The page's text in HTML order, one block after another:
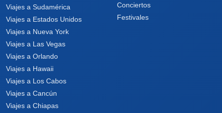
Viajes a Sudamérica
Viajes a Estados Unidos
Viajes a Nueva York
Viajes a Las Vegas
Viajes a Orlando
Viajes a Hawaii
Viajes a Los Cabos
Viajes a Cancún
Viajes a Chiapas
Conciertos
Festivales